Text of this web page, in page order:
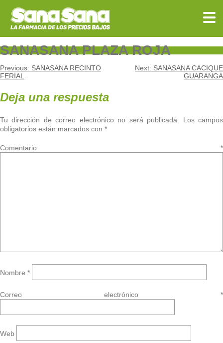
content
SANASANA PLAZA ROJA
Navegación
de
entradas
Previous: SANASANA RECINTO
FERIAL
Next: SANASANA CACIQUE
GUARANGA
Deja una respuesta
Tu dirección de correo electrónico no será publicada.
Los campos
obligatorios están marcados con *
Comentario *
Nombre *
Correo electrónico *
Web